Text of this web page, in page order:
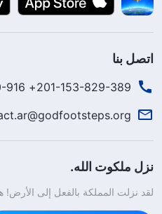
اتصل بنا
201-153-829-389+ 213-551-750-916+
نزل ملكوت الله.
لقد نزلت المملكة بالفعل إلى الأرض!